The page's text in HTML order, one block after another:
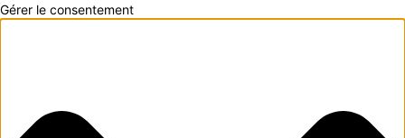
Gérer le consentement